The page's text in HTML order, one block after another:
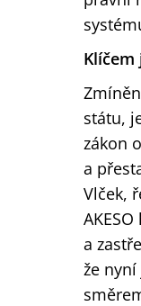
státu,
zákon
a
Vlček,
a
že